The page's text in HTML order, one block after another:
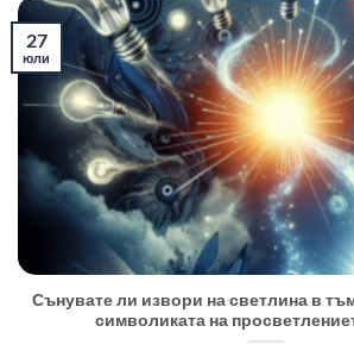
Сънувате ли извори на светлина в
символиката на
27
юли